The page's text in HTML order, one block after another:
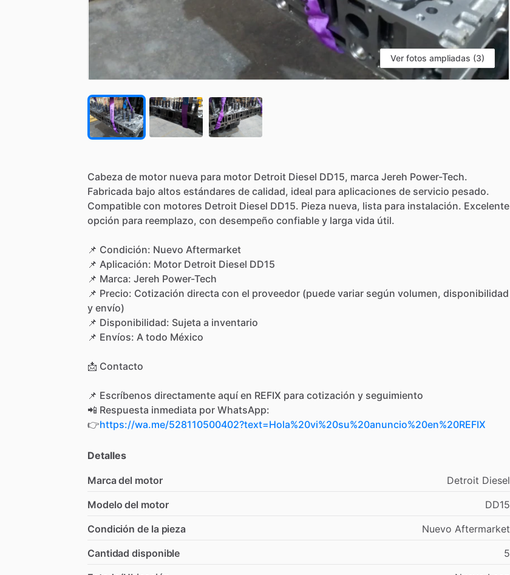
Ver fotos ampliadas (3)
Cabeza de motor nueva para motor Detroit Diesel DD15, marca Jereh Power-Tech.
Fabricada bajo altos estándares de calidad, ideal para aplicaciones de servicio pesado.
Compatible con motores Detroit Diesel DD15. Pieza nueva, lista para instalación. Excelente
opción para reemplazo, con desempeño confiable y larga vida útil.
📌 Condición: Nuevo Aftermarket
📌 Aplicación: Motor Detroit Diesel DD15
📌 Marca: Jereh Power-Tech
📌 Precio: Cotización directa con el proveedor (puede variar según volumen, disponibilidad
y envío)
📌 Disponibilidad: Sujeta a inventario
📌 Envíos: A todo México
📩 Contacto
📌 Escríbenos directamente aquí en REFIX para cotización y seguimiento
📲 Respuesta inmediata por WhatsApp:
👉https://wa.me/528110500402?text=Hola%20vi%20su%20anuncio%20en%20REFIX
Detalles
Marca del motor Detroit Diesel
Modelo del motor
DD15
Condición de la pieza
Nuevo Aftermarket
Cantidad disponible
5